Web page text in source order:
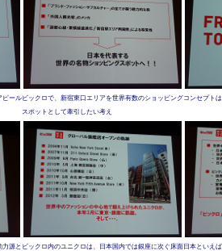
ピールビックロで、新宿東口エリアを世界有数のショッピング
スポットとして牽引したい考え
コンセプト
源と ビックロ内のユニクロは、日本国内では銀座に次ぐ床面 日本といえ